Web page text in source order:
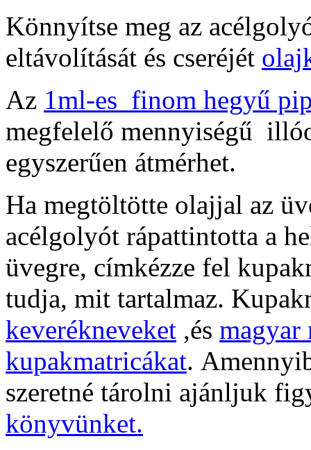
Könnyítse meg az
eltávolítását és cseréjét
Az 1ml-es finom hegyű
megfelelő mennyiségű
egyszerűen átmérhet.
Ha megtöltötte olajjal az
acélgolyót rápattintotta a
üvegre, címkézze fel
tudja, mit tartalmaz.
keverékneveket ,és magyar
kupakmatricákat.
szeretné tárolni ajánljuk
könyvünket.